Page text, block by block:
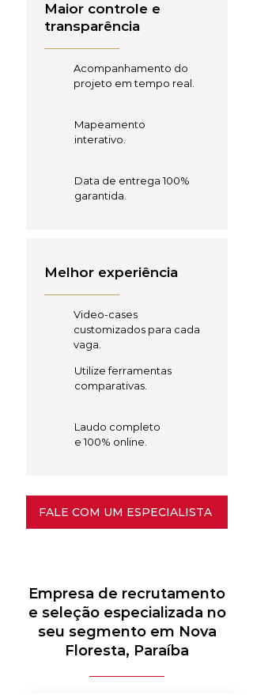
Maior controle e
transparência
Acompanhamento do
projeto em tempo real.
Mapeamento
interativo.
Data de entrega 100%
garantida.
Melhor experiência
Video-cases
customizados para cada
vaga.
Utilize ferramentas
comparativas.
Laudo completo
e 100% online.
FALE COM UM ESPECIALISTA
Empresa de recrutamento
e seleção especializada no
seu segmento em Nova
Floresta, Paraíba